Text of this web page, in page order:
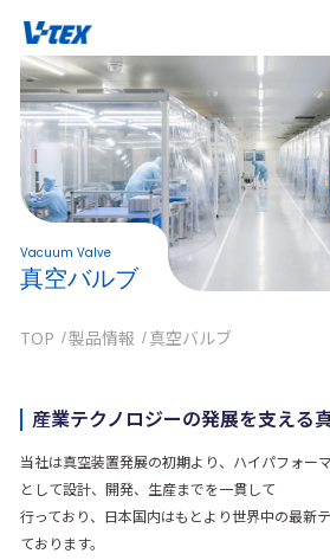
Vacuum Valve
真空バルブ
TOP 製品情報 真空バルブ
産業テクノロジーの発展を支える
当社は真空装置発展の初期より、ハイパフォー
として設計、開発、生産までを一貫して
行っており、日本国内はもとより世界中の最新
ております。